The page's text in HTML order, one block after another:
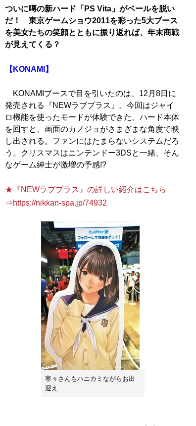
ついに噂の新ハード「PS Vita」がベールを脱い
だ！ 東京ゲームショウ2011を彩った5大ブース
を美女たちの笑顔とともに振り返れば、年末商戦
が見えてくる？
【KONAMI】
KONAMIブースで目を引いたのは、12月8日に
発売される『NEWラブプラス』。今回はジャイ
ロ機能を使ったモードが体験できた。ハード本体
を回すと、画面のカノジョがさまざまな角度で映
し出される。ファンにはたまらないシステムだろ
う。クリスマスはニンテンドー3DSと一緒、そん
なゲーム紳士が激増の予感!?
★『NEWラブプラス』の詳しい紹介はこちら
⇒https://nikkan-spa.jp/74932
寧々さんもハニカミながらお出
迎え